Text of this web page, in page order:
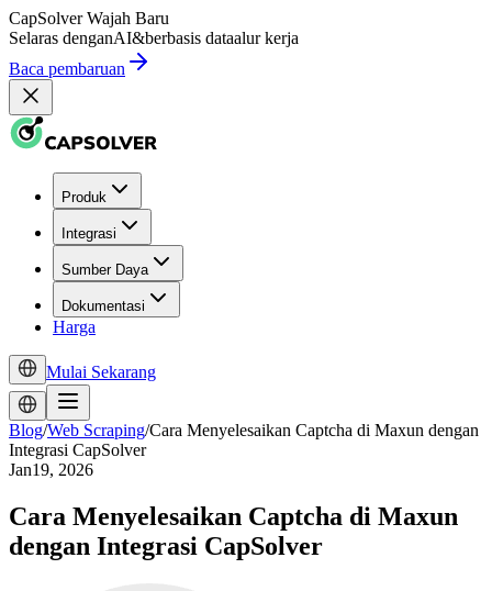
CapSolver Wajah Baru
Selaras denganAI&berbasis dataalur kerja
Baca pembaruan
Produk
Integrasi
Sumber Daya
Dokumentasi
Harga
Mulai Sekarang
Blog/Web Scraping/Cara Menyelesaikan Captcha di Maxun dengan
Integrasi CapSolver
Jan19, 2026
Cara Menyelesaikan Captcha di Maxun
dengan Integrasi CapSolver